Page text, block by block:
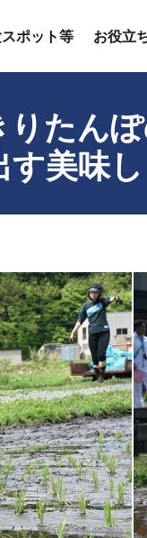
ポット等 お役立
たん
美味